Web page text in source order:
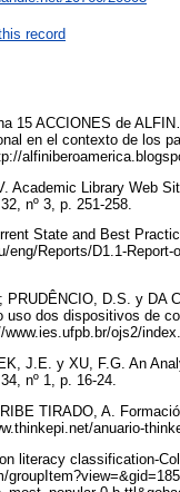
record
15 ACCIONES de
en el contexto de los
Academic Library Web
nº 3, p. 251-258.
State and Best
eng/Reports/D1.1-
PRUDÊNCIO, D.S. y DA
uso dos dispositivos de
ojs2/
J.E. y XU, F.G. An
nº 1, p. 16-24.
TIRADO, A.
anuario-
literacy classification-